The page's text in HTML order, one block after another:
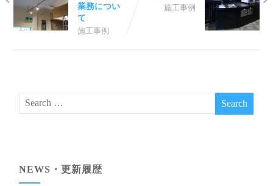
業務につい
て
施工事例
施工事例
NEWS・更新履歴